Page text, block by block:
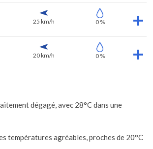
25 km/h 0 %
20 km/h 0 %
dégagé, avec 28°C dans une
températures agréables, proches de 20°C